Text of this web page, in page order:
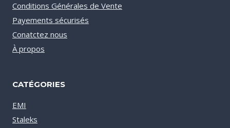
Conditions Générales de Vente
Payements sécurisés
Conatctez nous
À propos
CATÉGORIES
EMI
Staleks